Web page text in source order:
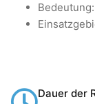
Dauer der